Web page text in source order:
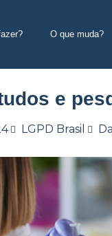
O que muda?
e
LGPD Brasil